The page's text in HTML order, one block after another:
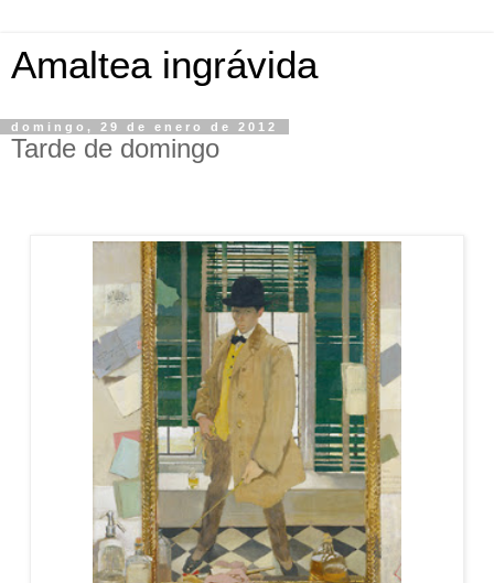
Amaltea ingrávida
domingo, 29 de enero de 2012
Tarde de domingo